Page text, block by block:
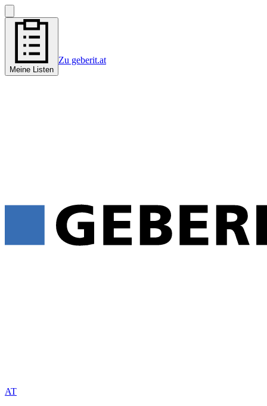
Meine Listen
Zu geberit.at
AT